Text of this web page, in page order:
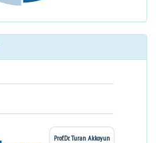
Prof.Dr. Turan Akkoyun